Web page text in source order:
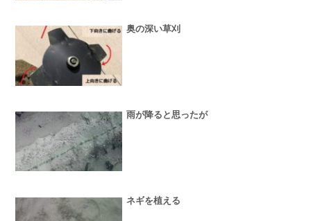
奥の深い草刈
雨が降ると思ったが
ネギを植える